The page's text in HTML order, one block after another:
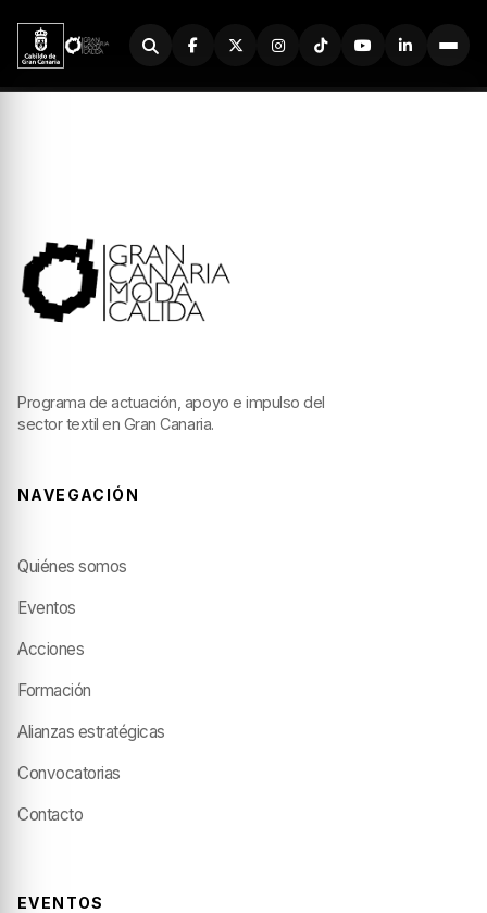
Buscador
Programa de actuación, apoyo e impulso del
sector textil en Gran Canaria.
NAVEGACIÓN
Quiénes somos
Eventos
Acciones
Formación
Alianzas estratégicas
Convocatorias
Contacto
EVENTOS